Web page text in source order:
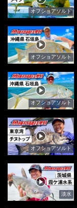
オフショアソルト
オフショアソルト
オフショアソルト
オフショアソルト
淡水